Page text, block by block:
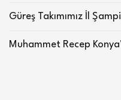
Güreş Takımımız İl
Muhammet Recep